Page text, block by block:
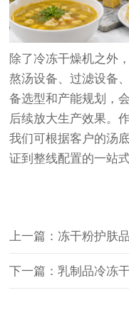
除了冷冻干燥机之外
熬汤设备、过滤设备
备选型和产能规划，
后续放大生产效果。
我们可根据客户的汤
证到整线配置的一站
上一篇：冻干粉护肤
下一篇：乳制品冷冻